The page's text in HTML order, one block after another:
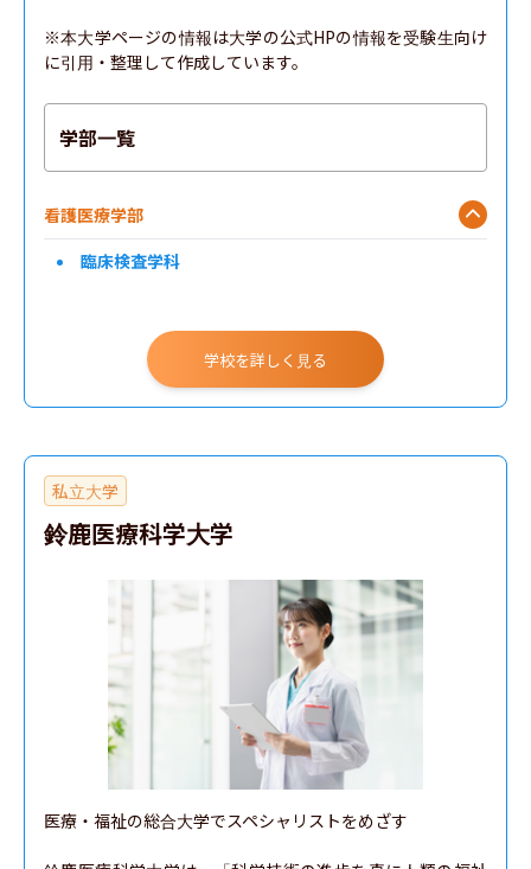
※本大学ページの情報は大学の公式HPの情報を受験生向け
に引用・整理して作成しています。
学部一覧
看護医療学部
臨床検査学科
学校を詳しく見る
私立大学
鈴鹿医療科学大学
医療・福祉の総合大学でスペシャリストをめざす